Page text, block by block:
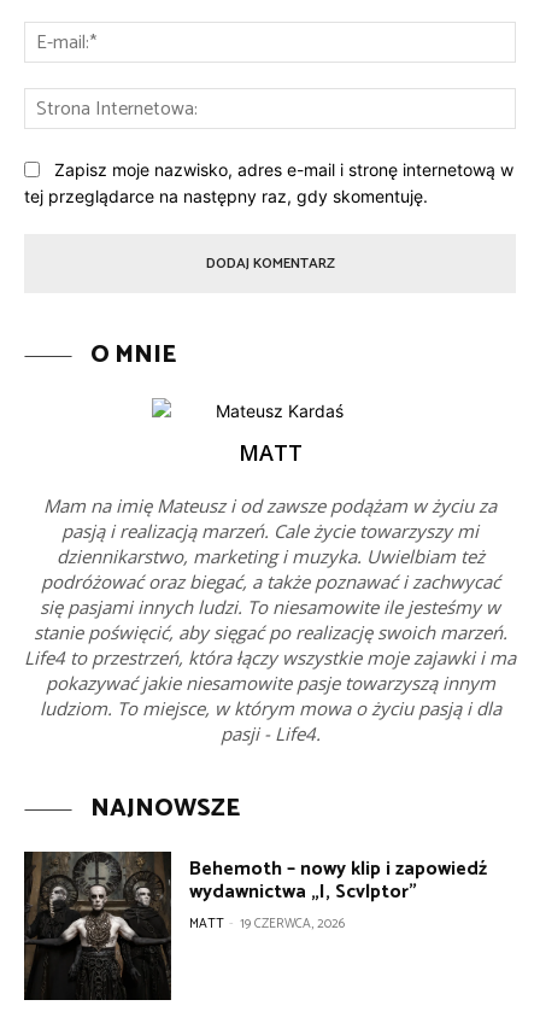
Zapisz moje nazwisko, adres e-mail i stronę internetową w
tej przeglądarce na następny raz, gdy skomentuję.
O MNIE
MATT
Mam na imię Mateusz i od zawsze podążam w życiu za
pasją i realizacją marzeń. Cale życie towarzyszy mi
dziennikarstwo, marketing i muzyka. Uwielbiam też
podróżować oraz biegać, a także poznawać i zachwycać
się pasjami innych ludzi. To niesamowite ile jesteśmy w
stanie poświęcić, aby sięgać po realizację swoich marzeń.
Life4 to przestrzeń, która łączy wszystkie moje zajawki i ma
pokazywać jakie niesamowite pasje towarzyszą innym
ludziom. To miejsce, w którym mowa o życiu pasją i dla
pasji - Life4.
NAJNOWSZE
Behemoth – nowy klip i zapowiedź
wydawnictwa „I, Scvlptor”
MATT - 19 CZERWCA, 2026